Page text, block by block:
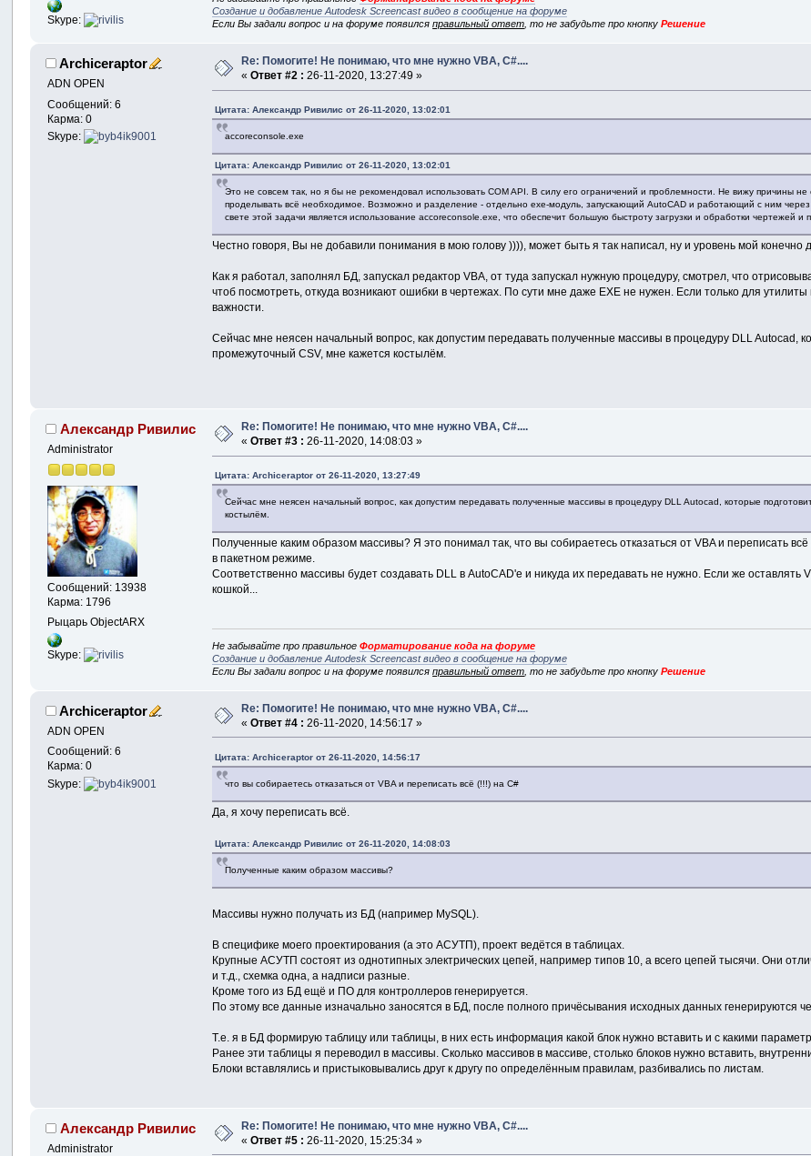
Skype:
Создание и добавление Autodesk Screencast видео в сообщение на форуме
Если Вы задали вопрос и на форуме появилсяправильный ответ , то не забудьте про кнопкуРешение
Archiceraptor
ADN OPEN
Сообщений: 6
Карма: 0
Skype:
Re: Помогите! Не понимаю, что мне нужно VBA, C#....
«Ответ #2 : 26-11-2020, 13:27:49 »
Цитата: Александр Ривилис от 26-11-2020, 13:02:01
accoreconsole.exe
Цитата: Александр Ривилис от 26-11-2020, 13:02:01
Это не совсем так, но я бы не рекомендовал использовать COM API. В силу его ограничений и проблемности. Не вижу причины
проделывать всё необходимое. Возможно и разделение - отдельно exe-модуль, запускающий AutoCAD и работающий с ним
свете этой задачи является использование accoreconsole.exe, что обеспечит большую быстроту загрузки и обработки чертежей и
Честно говоря, Вы не добавили понимания в мою голову )))), может быть я так написал, ну и уровень мой конечно
Как я работал, заполнял БД, запускал редактор VBA, от туда запускал нужную процедуру, смотрел, что
чтоб посмотреть, откуда возникают ошибки в чертежах. По сути мне даже EXE не нужен. Если только для
важности.
Сейчас мне неясен начальный вопрос, как допустим передавать полученные массивы в процедуру DLL Autocad,
промежуточный CSV, мне кажется костылём.
Александр Ривилис
Administrator
Сообщений: 13938
Карма: 1796
Рыцарь ObjectARX
Skype:
Re: Помогите! Не понимаю, что мне нужно VBA, C#....
«Ответ #3 : 26-11-2020, 14:08:03 »
Цитата: Archiceraptor от 26-11-2020, 13:27:49
Сейчас мне неясен начальный вопрос, как допустим передавать полученные массивы в процедуру DLL Autocad, которые
костылём.
Полученные каким образом массивы? Я это понимал так, что вы собираетесь отказаться от VBA и переписать
в пакетном режиме.
Соответственно массивы будет создавать DLL в AutoCAD'е и никуда их передавать не нужно. Если же оставлять
кошкой...
Не забывайте про правильноеФорматирование кода на форуме
Создание и добавление Autodesk Screencast видео в сообщение на форуме
Если Вы задали вопрос и на форуме появилсяправильный ответ , то не забудьте про кнопкуРешение
Archiceraptor
ADN OPEN
Сообщений: 6
Карма: 0
Skype:
Re: Помогите! Не понимаю, что мне нужно VBA, C#....
«Ответ #4 : 26-11-2020, 14:56:17 »
Цитата: Archiceraptor от 26-11-2020, 14:56:17
что вы собираетесь отказаться от VBA и переписать всё (!!!) на C#
Да, я хочу переписать всё.
Цитата: Александр Ривилис от 26-11-2020, 14:08:03
Полученные каким образом массивы?
Массивы нужно получать из БД (например MySQL).
В специфике моего проектирования (а это АСУТП), проект ведётся в таблицах.
Крупные АСУТП состоят из однотипных электрических цепей, например типов 10, а всего цепей тысячи. Они
и т.д., схемка одна, а надписи разные.
Кроме того из БД ещё и ПО для контроллеров генерируется.
По этому все данные изначально заносятся в БД, после полного причёсывания исходных данных генерируются
Т.е. я в БД формирую таблицу или таблицы, в них есть информация какой блок нужно вставить и с какими
Ранее эти таблицы я переводил в массивы. Сколько массивов в массиве, столько блоков нужно вставить,
Блоки вставлялись и пристыковывались друг к другу по определённым правилам, разбивались по листам.
Александр Ривилис
Administrator
Re: Помогите! Не понимаю, что мне нужно VBA, C#....
«Ответ #5 : 26-11-2020, 15:25:34 »